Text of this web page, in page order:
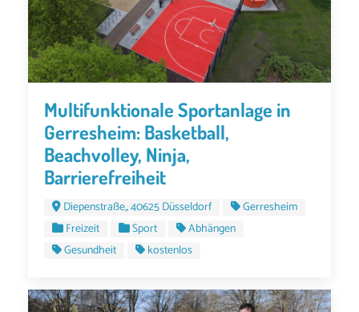
Multifunktionale Sportanlage in
Gerresheim: Basketball,
Beachvolley, Ninja,
Barrierefreiheit
Diepenstraße,, 40625 Düsseldorf
Gerresheim
Freizeit
Sport
Abhängen
Gesundheit
kostenlos